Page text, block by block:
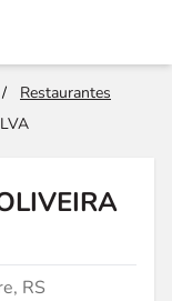
/
Restaurantes
RS